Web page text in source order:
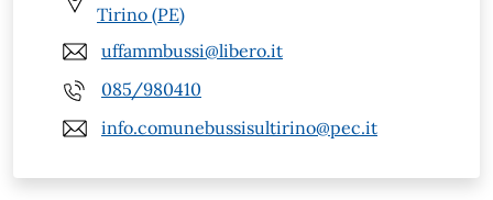
Tirino (PE)
uffammbussi@libero.it
085/980410
info.comunebussisultirino@pec.it